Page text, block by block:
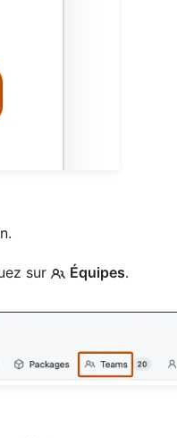
sur Équipes.